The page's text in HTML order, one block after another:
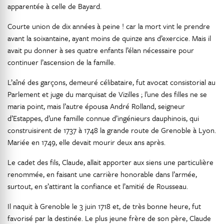
apparentée à celle de Bayard.
Courte union de dix années à peine ! car la mort vint le prendre
avant la soixantaine, ayant moins de quinze ans d’exercice. Mais il
avait pu donner à ses quatre enfants l’élan nécessaire pour
continuer l’ascension de la famille.
L’aîné des garçons, demeuré célibataire, fut avocat consistorial au
Parlement et juge du marquisat de Vizilles ; l’une des filles ne se
maria point, mais l’autre épousa André Rolland, seigneur
d’Estappes, d’une famille connue d’ingénieurs dauphinois, qui
construisirent de 1737 à 1748 la grande route de Grenoble à Lyon.
Mariée en 1749, elle devait mourir deux ans après.
Le cadet des fils, Claude, allait apporter aux siens une particulière
renommée, en faisant une carrière honorable dans l’armée,
surtout, en s’attirant la confiance et l’amitié de Rousseau.
Il naquit à Grenoble le 3 juin 1718 et, de très bonne heure, fut
favorisé par la destinée. Le plus jeune frère de son père, Claude